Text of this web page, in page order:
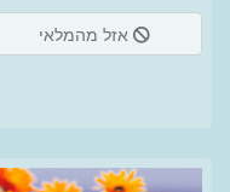
אזל מהמלאי